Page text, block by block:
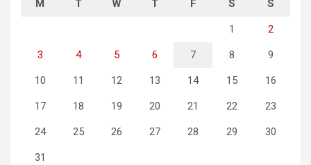
M T W T F S S
1 2
3 4 5 6 7 8 9
10 11 12 13 14 15 16
17 18 19 20 21 22 23
24 25 26 27 28 29 30
31